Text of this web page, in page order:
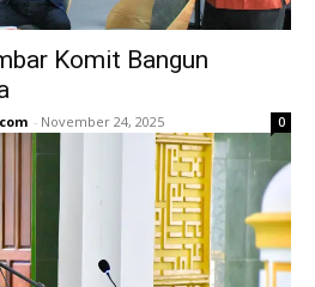
Komit Bangun
- November 24, 2025 0